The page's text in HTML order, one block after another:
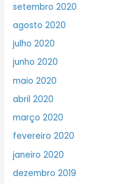
setembro 2020
agosto 2020
julho 2020
junho 2020
maio 2020
abril 2020
março 2020
fevereiro 2020
janeiro 2020
dezembro 2019